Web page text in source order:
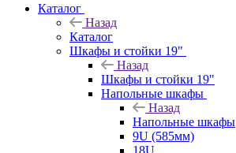
Каталог
Назад
Каталог
Шкафы и стойки 19"
Назад
Шкафы и стойки 19"
Напольные шкафы
Назад
Напольные шкафы
9U (585мм)
18U